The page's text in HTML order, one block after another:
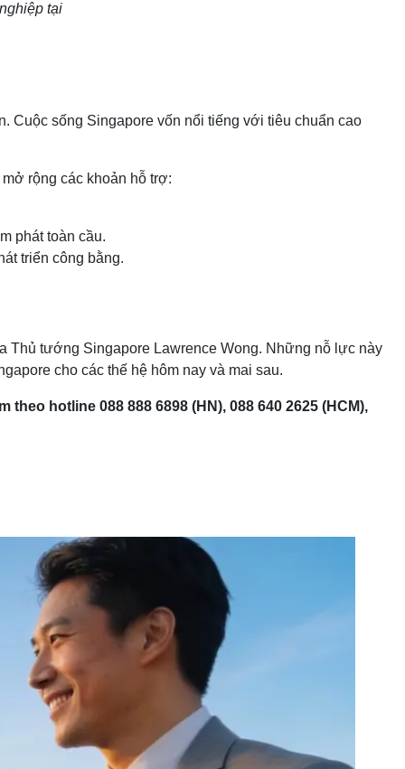
tại
Cuộc sống Singapore vốn nổi tiếng với tiêu chuẩn cao
rộng các khoản hỗ trợ:
phát toàn cầu.
triển công bằng.
Thủ tướng Singapore Lawrence Wong. Những nỗ lực này
cho các thế hệ hôm nay và mai sau.
theo hotline 088 888 6898 (HN), 088 640 2625 (HCM),